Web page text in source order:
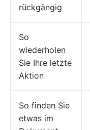
rückgängig
So
wiederholen
Sie Ihre letzte
Aktion
So finden Sie
etwas im